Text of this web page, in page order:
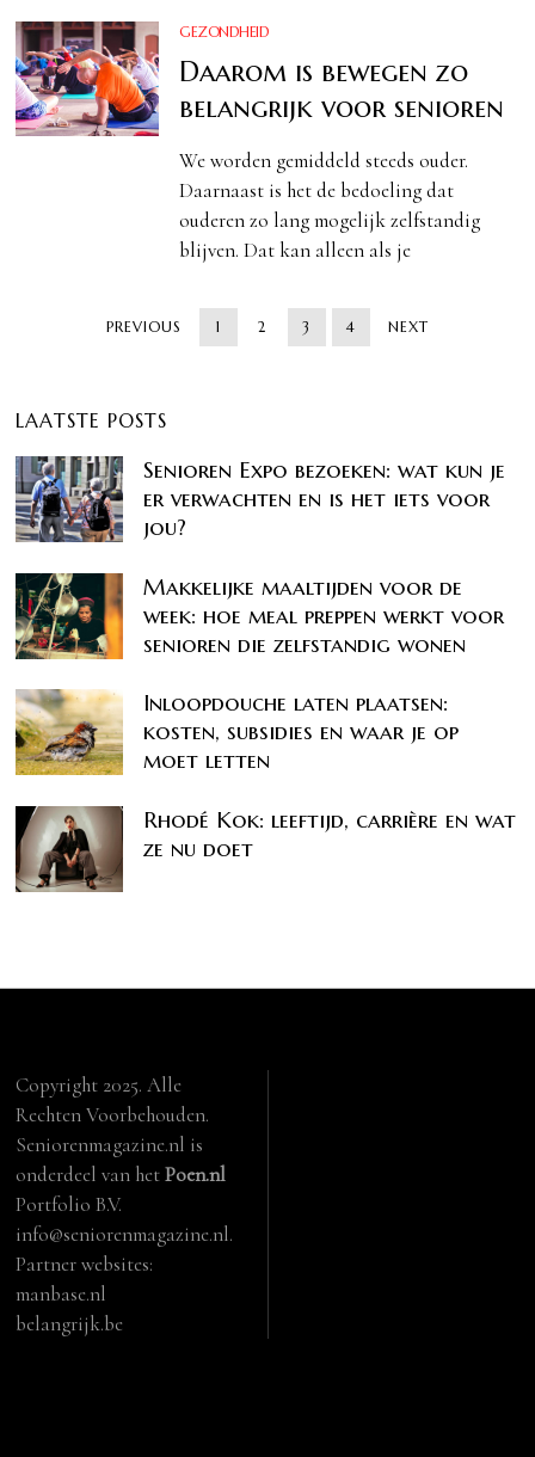
GEZONDHEID
Daarom is bewegen zo
belangrijk voor senioren
We worden gemiddeld steeds ouder.
Daarnaast is het de bedoeling dat
ouderen zo lang mogelijk zelfstandig
blijven. Dat kan alleen als je
PREVIOUS 1 2 3 4 NEXT
LAATSTE POSTS
Senioren Expo bezoeken: wat kun je
er verwachten en is het iets voor
jou?
Makkelijke maaltijden voor de
week: hoe meal preppen werkt voor
senioren die zelfstandig wonen
Inloopdouche laten plaatsen:
kosten, subsidies en waar je op
moet letten
Rhodé Kok: leeftijd, carrière en wat
ze nu doet
Copyright 2025. Alle
Rechten Voorbehouden.
Seniorenmagazine.nl is
onderdeel van hetPoen.nl
Portfolio B.V.
info@seniorenmagazine.nl.
Partner websites:
manbase.nl
belangrijk.be